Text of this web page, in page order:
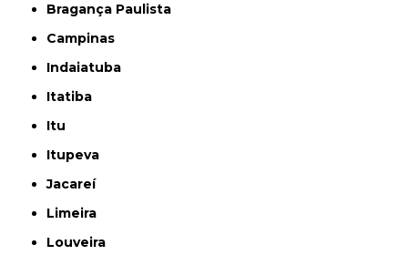
Bragança Paulista
Campinas
Indaiatuba
Itatiba
Itu
Itupeva
Jacareí
Limeira
Louveira